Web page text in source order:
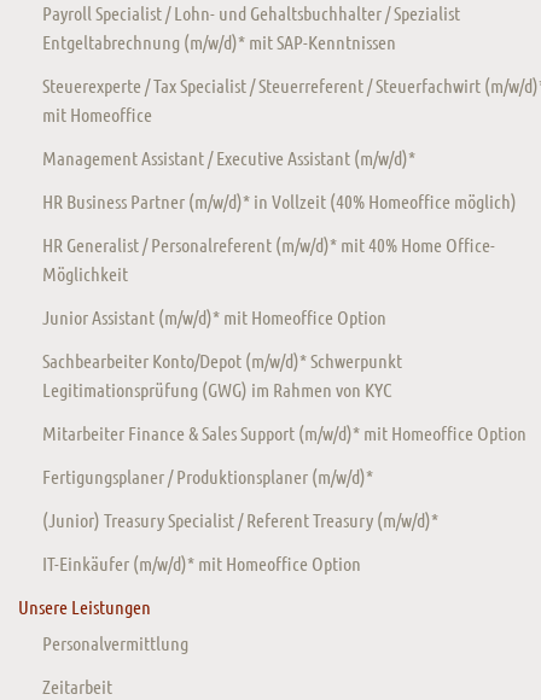
Payroll Specialist / Lohn- und Gehaltsbuchhalter / Spezialist
Entgeltabrechnung (m/w/d)* mit SAP-Kenntnissen
Steuerexperte / Tax Specialist / Steuerreferent / Steuerfachwirt (m/w/
mit Homeoffice
Management Assistant / Executive Assistant (m/w/d)*
HR Business Partner (m/w/d)* in Vollzeit (40% Homeoffice möglich)
HR Generalist / Personalreferent (m/w/d)* mit 40% Home Office-
Möglichkeit
Junior Assistant (m/w/d)* mit Homeoffice Option
Sachbearbeiter Konto/Depot (m/w/d)* Schwerpunkt
Legitimationsprüfung (GWG) im Rahmen von KYC
Mitarbeiter Finance & Sales Support (m/w/d)* mit Homeoffice Option
Fertigungsplaner / Produktionsplaner (m/w/d)*
(Junior) Treasury Specialist / Referent Treasury (m/w/d)*
IT-Einkäufer (m/w/d)* mit Homeoffice Option
Unsere Leistungen
Personalvermittlung
Zeitarbeit